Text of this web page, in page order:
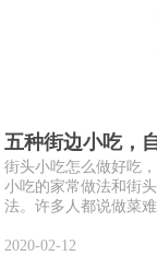
五种街边小吃，
街头小吃怎么做好吃
小吃的家常做法和街
法。许多人都说做菜
2020-02-12